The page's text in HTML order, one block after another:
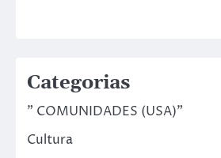
Categorias
" COMUNIDADES (USA)"
Cultura